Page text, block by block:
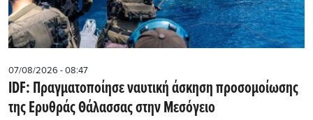
07/08/2026 - 08:47
IDF: Πραγματοποίησε ναυτική άσκηση προσομοίωσης
της Ερυθράς Θάλασσας στην Μεσόγειο